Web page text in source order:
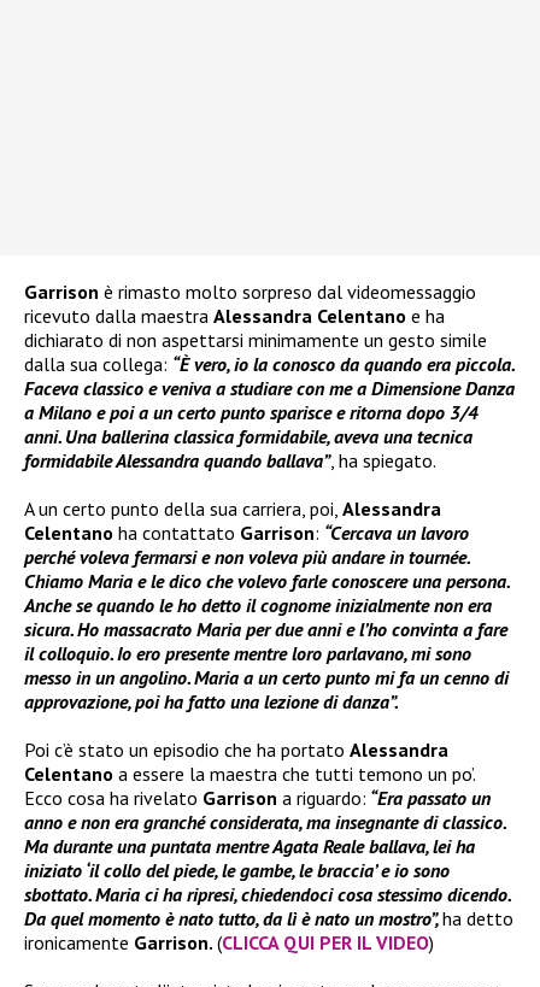
Garrison è rimasto molto sorpreso dal videomessaggio
ricevuto dalla maestra Alessandra Celentano e ha
dichiarato di non aspettarsi minimamente un gesto simile
dalla sua collega: “È vero, io la conosco da quando era piccola.
Faceva classico e veniva a studiare con me a Dimensione Danza
a Milano e poi a un certo punto sparisce e ritorna dopo 3/4
anni. Una ballerina classica formidabile, aveva una tecnica
formidabile Alessandra quando ballava”, ha spiegato.
A un certo punto della sua carriera, poi, Alessandra
Celentano ha contattato Garrison: “Cercava un lavoro
perché voleva fermarsi e non voleva più andare in tournée.
Chiamo Maria e le dico che volevo farle conoscere una persona.
Anche se quando le ho detto il cognome inizialmente non era
sicura. Ho massacrato Maria per due anni e l’ho convinta a fare
il colloquio. Io ero presente mentre loro parlavano, mi sono
messo in un angolino. Maria a un certo punto mi fa un cenno di
approvazione, poi ha fatto una lezione di danza”.
Poi c’è stato un episodio che ha portato Alessandra
Celentano a essere la maestra che tutti temono un po’.
Ecco cosa ha rivelato Garrison a riguardo: “Era passato un
anno e non era granché considerata, ma insegnante di classico.
Ma durante una puntata mentre Agata Reale ballava, lei ha
iniziato ‘il collo del piede, le gambe, le braccia’ e io sono
sbottato. Maria ci ha ripresi, chiedendoci cosa stessimo dicendo.
Da quel momento è nato tutto, da lì è nato un mostro”,ha detto
ironicamente Garrison. (CLICCA QUI PER IL VIDEO)